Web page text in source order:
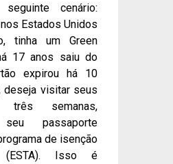
cenário:
Estados Unidos
tinha um Green
17 anos saiu do
expirou há 10
deseja visitar seus
semanas,
passaporte
de isenção
Isso é